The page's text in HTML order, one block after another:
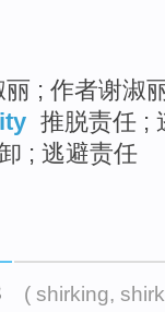
丽 ; 作者谢淑
推脱责任 ;
; 逃避责任
( shirking,